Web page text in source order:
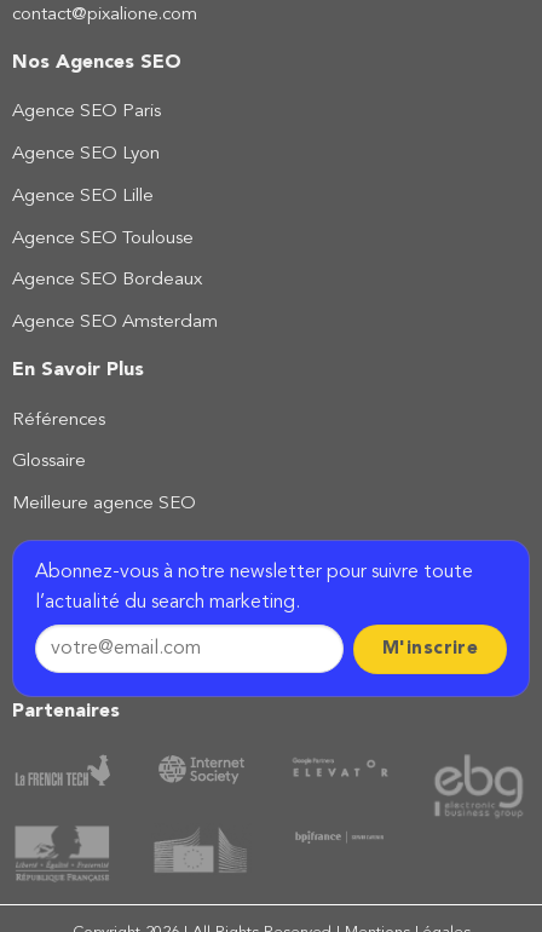
contact@pixalione.com
Nos Agences SEO
Agence SEO Paris
Agence SEO Lyon
Agence SEO Lille
Agence SEO Toulouse
Agence SEO Bordeaux
Agence SEO Amsterdam
En Savoir Plus
Références
Glossaire
Meilleure agence SEO
Abonnez-vous à notre newsletter pour suivre toute
l’actualité du search marketing.
Partenaires